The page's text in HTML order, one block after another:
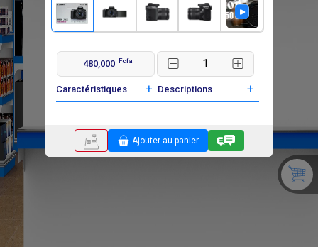
480,000 Fcfa
Caractéristiques + Descriptions +
Ajouter au panier